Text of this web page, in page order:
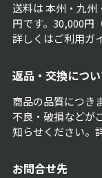
送料は 本州・九州
円です。30,000円
詳しくはご利用ガ
返品・交換につ
商品の品質につき
不良・破損などが
知らせください。
お問合せ先